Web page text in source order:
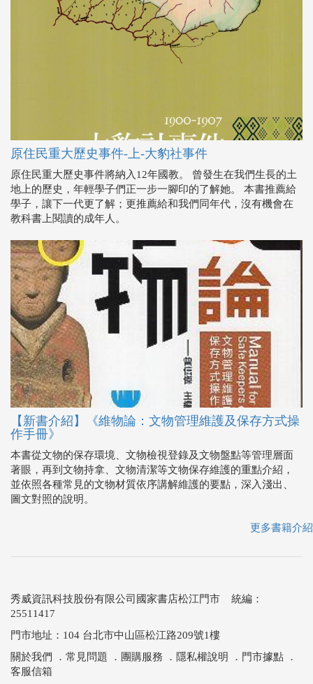
原住民重大歷史事件-上-大豹社事件
原住民重大歷史事件將納入12年國教。 曾發生在我們生長的土
地上的歷史，年輕學子們正一步一腳印的了解她。 本書推薦給
學子，讓下一代更了解；更推薦給和我們同年代，沒有機會在
教科書上閱讀的成年人。
【新書介紹】《維物論：文物管理維護及保存方式操
作手冊》
本書從文物的保存環境、文物檢視登錄及文物盤點等管理層面
著眼，再到文物持拿、文物清潔等文物保存維護的重點介紹，
並依照各種常見的文物材質依序講解維護的要點，深入淺出、
圖文對照的說明。
更多書籍介紹
秀威資訊科技股份有限公司國家書店松江門市 統編：
25511417
門市地址：104 台北市中山區松江路209號1樓
關於我們
． 常見問題 ． 團購服務 ． 隱私權說明 ． 門市據點 ．
客服信箱